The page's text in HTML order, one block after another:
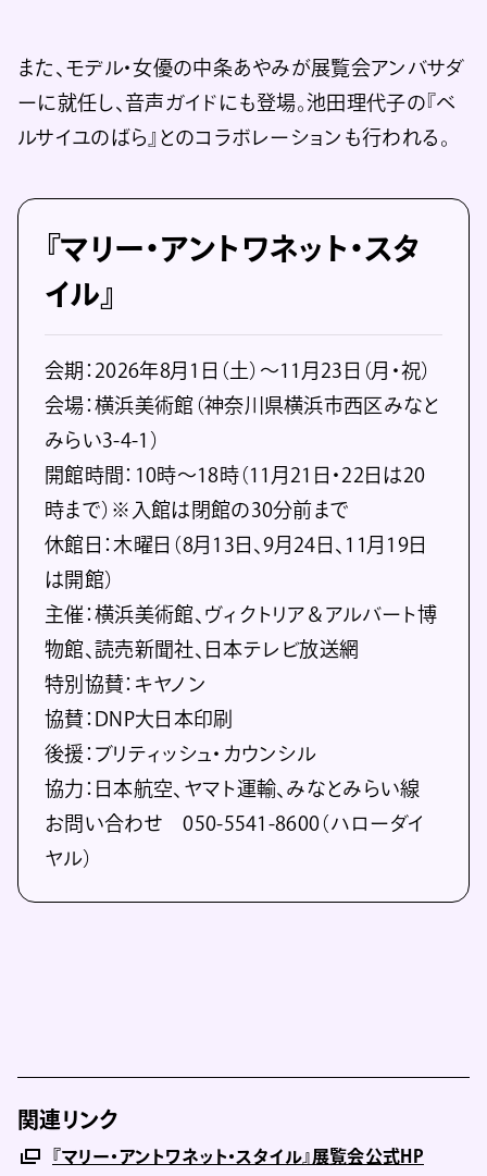
また、モデル・女優の中条あやみが展覧会アンバサダ
ーに就任し、音声ガイドにも登場。池田理代子の『ベ
ルサイユのばら』とのコラボレーションも行われる。
『マリー・アントワネット・スタ
イル』
会期：2026年8月1日（土）～11月23日（月・祝）
会場：横浜美術館（神奈川県横浜市西区みなと
みらい3-4-1）
開館時間：10時～18時（11月21日・22日は20
時まで）※入館は閉館の30分前まで
休館日：木曜日（8月13日、9月24日、11月19日
は開館）
主催：横浜美術館、ヴィクトリア＆アルバート博
物館、読売新聞社、日本テレビ放送網
特別協賛：キヤノン
協賛：DNP大日本印刷
後援：ブリティッシュ・カウンシル
協力：日本航空、ヤマト運輸、みなとみらい線
お問い合わせ 050-5541-8600（ハローダイ
ヤル）
関連リンク
『マリー・アントワネット・スタイル』展覧会公式HP